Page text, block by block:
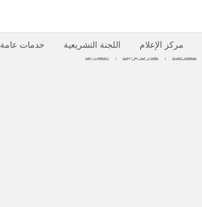
مركز الإعلام اللجنة التشريعية خدمات عامة
مساعدة | شارك برأيك | اتصل بنا